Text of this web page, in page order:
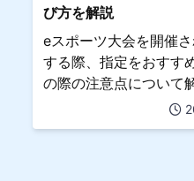
び方を解説
eスポーツ大会を開催
する際、指定をおすす
の際の注意点について